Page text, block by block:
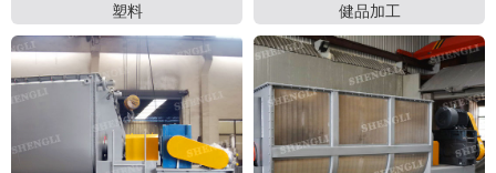
塑料
健品加工